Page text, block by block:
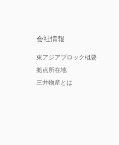
会社情報
東アジアブロック概要
拠点所在地
三井物産とは